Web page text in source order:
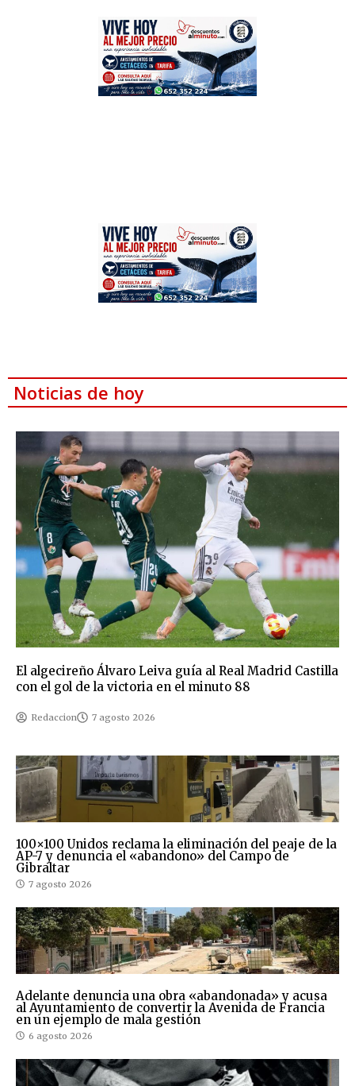
Noticias de hoy
El algecireño Álvaro Leiva guía al Real Madrid Castilla
con el gol de la victoria en el minuto 88
Redaccion 7 agosto 2026
100×100 Unidos reclama la eliminación del peaje de la
AP-7 y denuncia el «abandono» del Campo de
Gibraltar
7 agosto 2026
Adelante denuncia una obra «abandonada» y acusa
al Ayuntamiento de convertir la Avenida de Francia
en un ejemplo de mala gestión
6 agosto 2026